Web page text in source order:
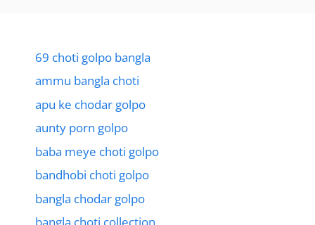
69 choti golpo bangla
ammu bangla choti
apu ke chodar golpo
aunty porn golpo
baba meye choti golpo
bandhobi choti golpo
bangla chodar golpo